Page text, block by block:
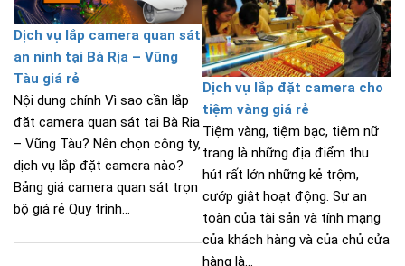
Dịch vụ lắp camera quan sát
an ninh tại Bà Rịa – Vũng
Tàu giá rẻ
Nội dung chính Vì sao cần lắp
đặt camera quan sát tại Bà Rịa
– Vũng Tàu? Nên chọn công ty,
dịch vụ lắp đặt camera nào?
Bảng giá camera quan sát trọn
bộ giá rẻ Quy trình...
Dịch vụ lắp đặt camera cho
tiệm vàng giá rẻ
Tiệm vàng, tiệm bạc, tiệm nữ
trang là những địa điểm thu
hút rất lớn những kẻ trộm,
cướp giật hoạt động. Sự an
toàn của tài sản và tính mạng
của khách hàng và của chủ cửa
hàng là...